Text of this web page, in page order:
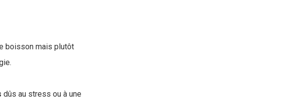
boisson mais plutôt
dûs au stress ou à une